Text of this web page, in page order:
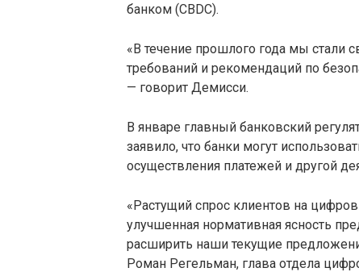
банком (CBDC).
«В течение прошлого года мы стали
требований и рекомендаций по
— говорит Демисси.
В январе главный банковский
заявило, что банки могут
осуществления платежей и другой
«Растущий спрос клиентов на
улучшенная нормативная ясность
расширить наши текущие
Роман Регельман, глава отдела